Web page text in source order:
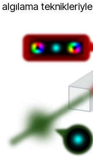
algılama teknikleriyle